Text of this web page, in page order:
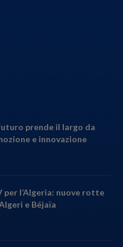
prende il largo da
e innovazione
per l’Algeria: nuove rotte
e Béjaïa